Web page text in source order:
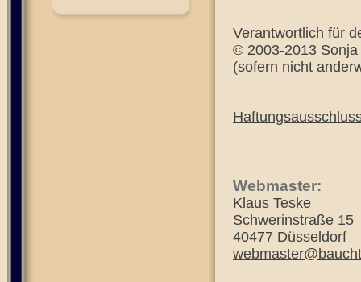
Verantwortlich für
© 2003-2013 Sonja
(sofern nicht
Webmaster:
Klaus Teske
Schwerinstraße 15
40477 Düsseldorf